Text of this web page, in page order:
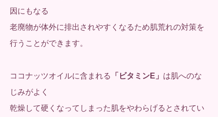
因にもなる
老廃物が体外に排出されやすくなるため肌荒れの対策を
行うことができます。
ココナッツオイルに含まれる 「ビタミンE」 は肌へのな
じみがよく
乾燥して硬くなってしまった肌をやわらげるとされてい